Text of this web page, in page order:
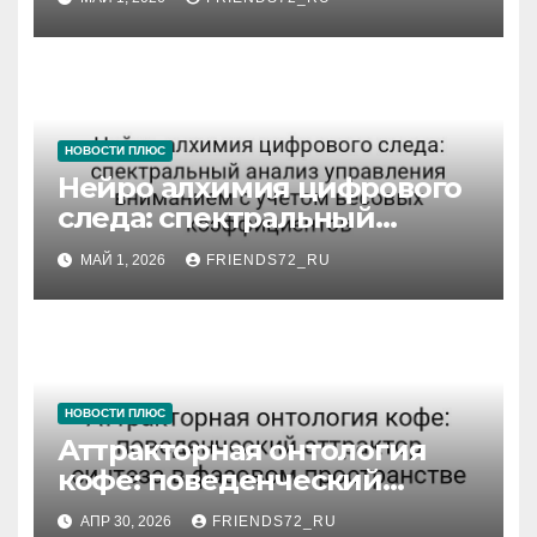
НОВОСТИ ПЛЮС
Нейро алхимия цифрового
следа: спектральный
анализ управления
вниманием с учётом
весовых коэффициентов
МАЙ 1, 2026 FRIENDS72_RU
НОВОСТИ ПЛЮС
Аттракторная онтология
кофе: поведенческий
аттрактор синтеза в
АПР 30, 2026 FRIENDS72_RU